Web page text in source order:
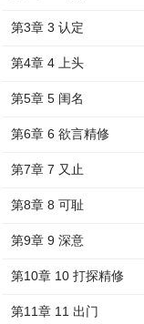
第3章 3 认定
第4章 4 上头
第5章 5 闺名
第6章 6 欲言精修
第7章 7 又止
第8章 8 可耻
第9章 9 深意
第10章 10 打探精修
第11章 11 出门